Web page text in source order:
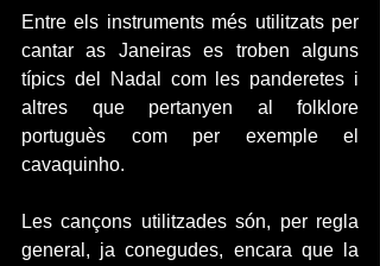
Entre els instruments més utilitzats per
cantar as Janeiras es troben alguns
típics del Nadal com les panderetes i
altres que pertanyen al folklore
portuguès com per exemple el
cavaquinho.
Les cançons utilitzades són, per regla
general, ja conegudes, encara que la